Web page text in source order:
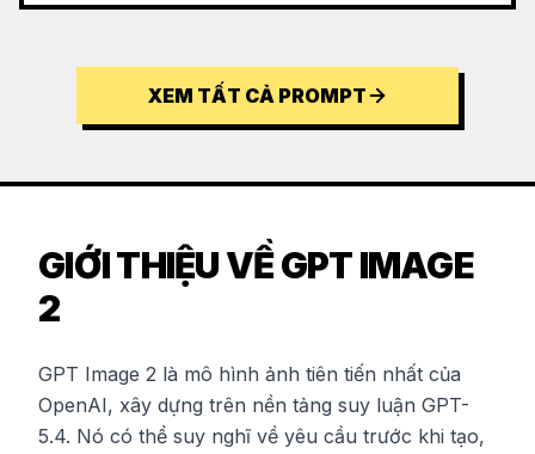
XEM TẤT CẢ PROMPT
GIỚI THIỆU VỀ GPT IMAGE
2
GPT Image 2 là mô hình ảnh tiên tiến nhất của
OpenAI, xây dựng trên nền tảng suy luận GPT-
5.4. Nó có thể suy nghĩ về yêu cầu trước khi tạo,